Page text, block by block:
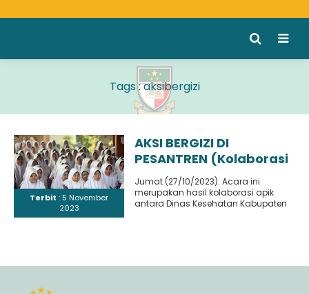
Tags : aksibergizi
Terbit : 5 November
2023
AKSI BERGIZI DI
PESANTREN (Kolaborasi
Kreatif antara Dinkes
Sidoarjo dengan SMP
Bilter)
Jumat (27/10/2023). Acara ini
merupakan hasil kolaborasi apik
antara Dinas Kesehatan Kabupaten